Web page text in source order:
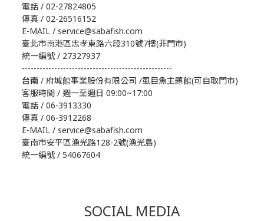
電話 / 02-27824805
傳真 / 02-26516152
E-MAIL / service@sabafish.com
臺北市南港區忠孝東路六段310號7樓(非門市)
統一編號 / 27327937
---------------------------------------------------
台南 / 府城館事業股份有限公司 /虱目魚主題館(可自取門市)
客服時間 / 週一至週日 09:00~17:00
電話 / 06-3913330
傳真 / 06-3912268
E-MAIL / service@sabafish.com
臺南市安平區漁光路128-2號(漁光島)
統一編號 / 54067604
SOCIAL MEDIA